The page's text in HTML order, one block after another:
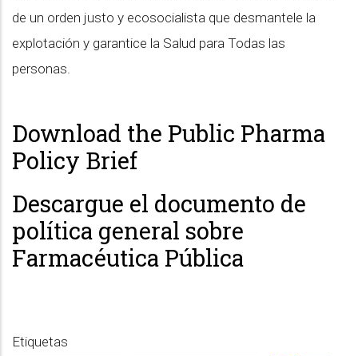
de un orden justo y ecosocialista que desmantele la
explotación y garantice la Salud para Todas las
personas.
Download the Public Pharma
Policy Brief
Descargue el documento de
política general sobre
Farmacéutica Pública
Etiquetas